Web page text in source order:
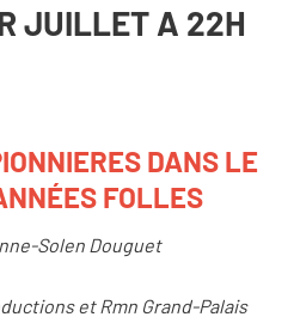
JUILLET A 22H
DANS LE
FOLLES
Solen Douguet
et Rmn Grand-Palais